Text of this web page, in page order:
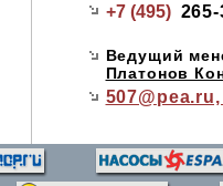
+7 (495)
Ведущий
Платонов
507@